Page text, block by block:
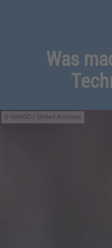
Was
IMAGO / United Archives